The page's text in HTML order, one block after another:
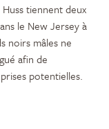
tiennent deux
le New Jersey à
noirs mâles ne
afin de
potentielles.